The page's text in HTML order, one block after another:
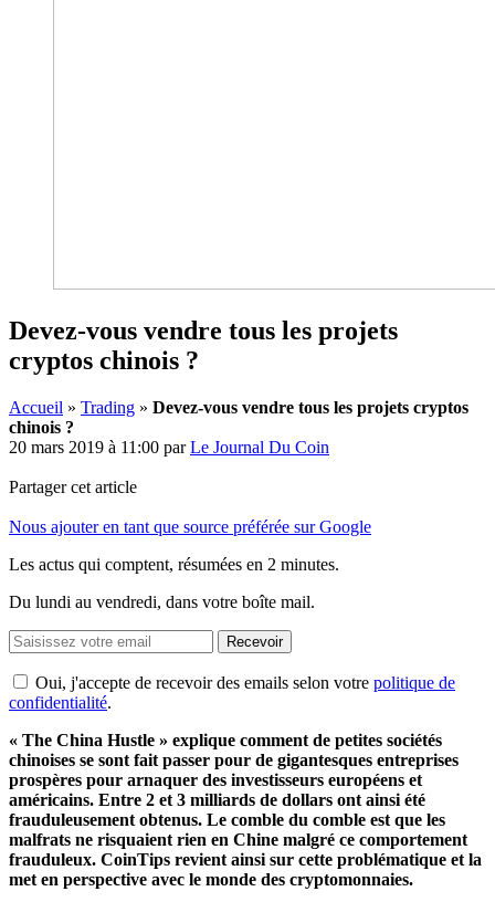
Devez-vous vendre tous les projets
cryptos chinois ?
Accueil » Trading » Devez-vous vendre tous les projets cryptos
chinois ?
20 mars 2019 à 11:00 parLe Journal Du Coin
Partager cet article
Nous ajouter en tant que source préférée sur Google
Les actus qui comptent, résumées en 2 minutes.
Du lundi au vendredi, dans votre boîte mail.
Recevoir
Oui, j'accepte de recevoir des emails selon votre politique de
confidentialité.
« The China Hustle » explique comment de petites sociétés
chinoises se sont fait passer pour de gigantesques entreprises
prospères pour arnaquer des investisseurs européens et
américains. Entre 2 et 3 milliards de dollars ont ainsi été
frauduleusement obtenus. Le comble du comble est que les
malfrats ne risquaient rien en Chine malgré ce comportement
frauduleux. CoinTips revient ainsi sur cette problématique et la
met en perspective avec le monde des cryptomonnaies.